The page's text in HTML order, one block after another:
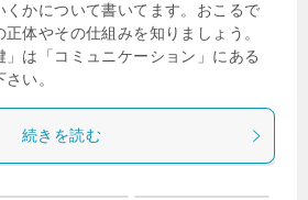
くかについて書いてます。おこるで
体やその仕組みを知りましょう。
は「コミュニケーション」にある
い。
続きを読む